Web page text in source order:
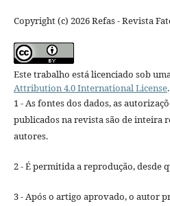
Copyright (c) 2026 Refas - Revista
Este trabalho está licenciado sob
Attribution 4.0 International License.
1 - As fontes dos dados, as
publicados na revista são de inteira
autores.
2 - É permitida a reprodução, desde
3 - Após o artigo aprovado, o autor